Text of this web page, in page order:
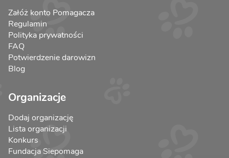
Załóż konto Pomagacza
Regulamin
Polityka prywatności
FAQ
Potwierdzenie darowizn
Blog
Organizacje
Dodaj organizację
Lista organizacji
Konkurs
Fundacja Siepomaga